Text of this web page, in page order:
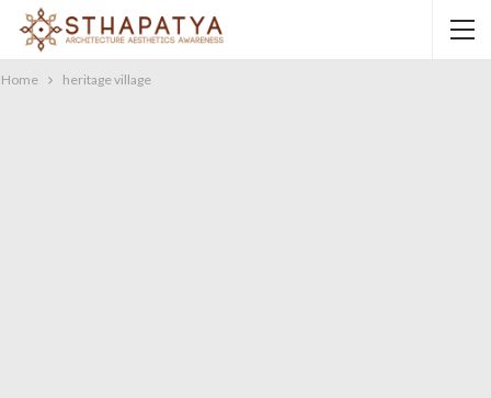
Home heritage village